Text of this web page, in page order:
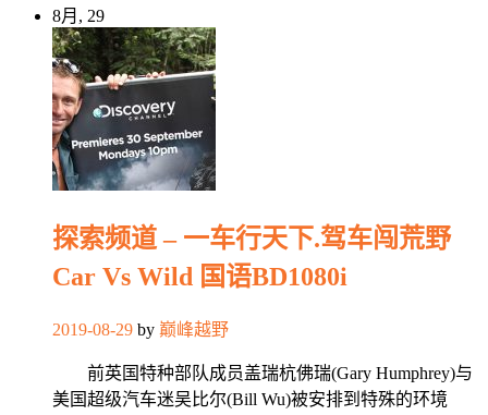
8月, 29
探索频道 – 一车行天下.驾车闯荒野
Car Vs Wild 国语BD1080i
2019-08-29 by 巅峰越野
前英国特种部队成员盖瑞杭佛瑞(Gary Humphrey)与
美国超级汽车迷吴比尔(Bill Wu)被安排到特殊的环境